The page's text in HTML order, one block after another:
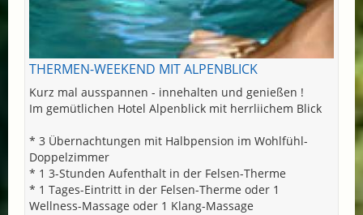
THERMEN-WEEKEND MIT ALPENBLICK
Kurz mal ausspannen - innehalten und genießen !
Im gemütlichen Hotel Alpenblick mit herrliichem Blick
* 3 Übernachtungen mit Halbpension im Wohlfühl-
Doppelzimmer
* 1 3-Stunden Aufenthalt in der Felsen-Therme
* 1 Tages-Eintritt in der Felsen-Therme oder 1
Wellness-Massage oder 1 Klang-Massage